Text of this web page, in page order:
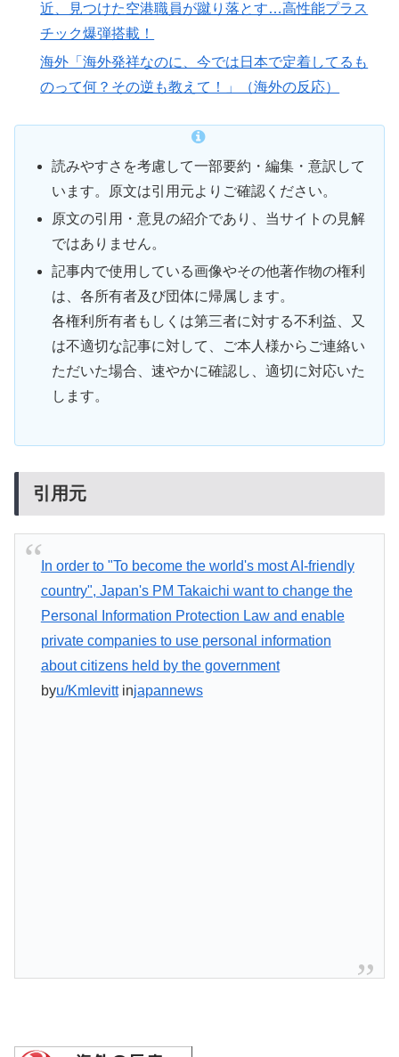
近、見つけた空港職員が蹴り落とす…高性能プラス
チック爆弾搭載！
海外「海外発祥なのに、今では日本で定着してるも
のって何？その逆も教えて！」（海外の反応）
読みやすさを考慮して一部要約・編集・意訳して
います。原文は引用元よりご確認ください。
原文の引用・意見の紹介であり、当サイトの見解
ではありません。
記事内で使用している画像やその他著作物の権利
は、各所有者及び団体に帰属します。
各権利所有者もしくは第三者に対する不利益、又
は不適切な記事に対して、ご本人様からご連絡い
ただいた場合、速やかに確認し、適切に対応いた
します。
引用元
In order to "To become the world's most AI-friendly
country", Japan's PM Takaichi want to change the
Personal Information Protection Law and enable
private companies to use personal information
about citizens held by the government
byu/Kmlevittinjapannews